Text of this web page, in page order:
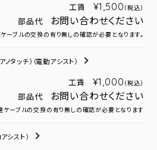
工賃 ¥1,500 （税込）
部品代 お問い合わせください
ーブルの交換の有り無しの確認が必要となります。
ノタッチ） （電動アシスト）
工賃 ¥1,000 （税込）
部品代 お問い合わせください
ーブルの交換の有り無しの確認が必要となります
シスト）